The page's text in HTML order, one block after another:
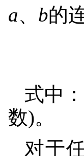
a、 b的
式中：
数)。
对于